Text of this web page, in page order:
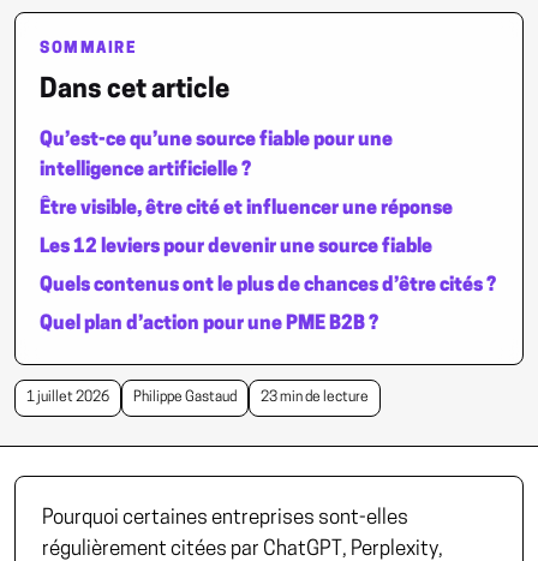
SOMMAIRE
Dans cet article
Qu’est-ce qu’une source fiable pour une
intelligence artificielle ?
Être visible, être cité et influencer une réponse
Les 12 leviers pour devenir une source fiable
Quels contenus ont le plus de chances d’être cités ?
Quel plan d’action pour une PME B2B ?
1 juillet 2026 Philippe Gastaud 23 min de lecture
Pourquoi certaines entreprises sont-elles
régulièrement citées par ChatGPT, Perplexity,